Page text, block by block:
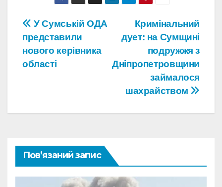
Навігація
записів
Кримінальний
дует: на Сумщині
подружжя з
Дніпропетровщини
займалося
шахрайством
У Сумській ОДА
представили
нового керівника
області
Пов’язаний запис